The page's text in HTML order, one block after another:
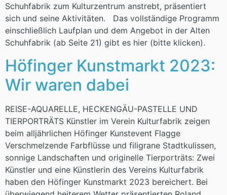
Schuhfabrik zum Kulturzentrum anstrebt, präsentiert
sich und seine Aktivitäten. Das vollständige Programm
einschließlich Laufplan und dem Angebot in der Alten
Schuhfabrik (ab Seite 21) gibt es hier (bitte klicken).
Höfinger Kunstmarkt 2023:
Wir waren dabei
REISE-AQUARELLE, HECKENGÄU-PASTELLE UND
TIERPORTRÄTS Künstler im Verein Kulturfabrik zeigen
beim alljährlichen Höfinger Kunstevent Flagge
Verschmelzende Farbflüsse und filigrane Stadtkulissen,
sonnige Landschaften und originelle Tierporträts: Zwei
Künstler und eine Künstlerin des Vereins Kulturfabrik
haben den Höfinger Kunstmarkt 2023 bereichert. Bei